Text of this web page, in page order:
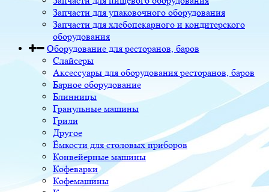
Запчасти для упаковочного оборудования
Запчасти для хлебопекарного и кондитерского
оборудования
Оборудование для ресторанов, баров
Слайсеры
Аксессуары для оборудования ресторанов, баров
Барное оборудование
Блинницы
Гранульные машины
Грили
Другое
Ёмкости для столовых приборов
Конвейерные машины
Кофеварки
Кофемашины